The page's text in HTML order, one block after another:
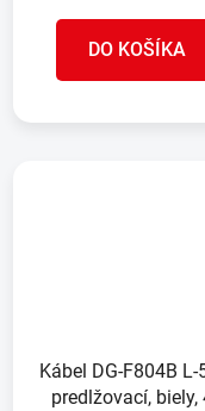
DO KOŠÍKA
Kábel DG-F804B L-
predlžovací, biely,